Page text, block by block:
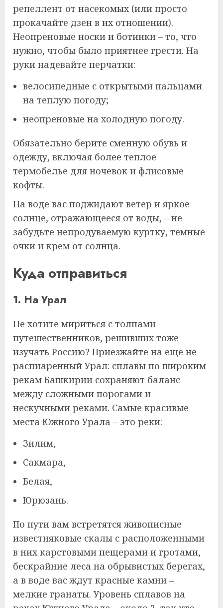
репеллент от насекомых (или просто
прокачайте дзен в их отношении).
Неопреновые носки и ботинки – то, что
нужно, чтобы было приятнее грести. На
руки надевайте перчатки:
велосипедные с открытыми пальцами
на теплую погоду;
неопреновые на холодную погоду.
Обязательно берите сменную обувь и
одежду, включая более теплое
термобелье для ночевок и флисовые
кофты.
На воде вас поджидают ветер и яркое
солнце, отражающееся от воды, – не
забудьте непродуваемую куртку, темные
очки и крем от солнца.
Куда отправиться
1. На Урал
Не хотите мириться с толпами
путешественников, решивших тоже
изучать Россию? Приезжайте на еще не
распиаренный Урал: сплавы по широким
рекам Башкирии сохраняют баланс
между сложными порогами и
нескучными реками. Самые красивые
места Южного Урала – это реки:
Зилим,
Сакмара,
Белая,
Юрюзань.
По пути вам встретятся живописные
известняковые скалы с расположенными
в них карстовыми пещерами и гротами,
бескрайние леса на обрывистых берегах,
а в воде вас ждут красные камни –
мелкие гранаты. Уровень сплавов на